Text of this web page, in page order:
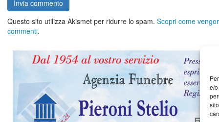
e/
Questo sito utilizza Akismet per ridurre lo spam. Scopri come
commenti.